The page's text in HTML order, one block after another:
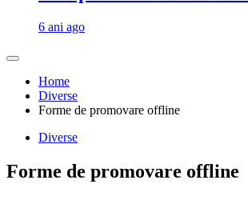
6 ani ago
Home
Diverse
Forme de promovare offline
Diverse
Forme de promovare offline